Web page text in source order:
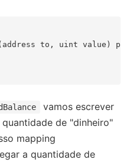
to, uint value)
vamos escrever
de "dinheiro"
mapping
a quantidade de